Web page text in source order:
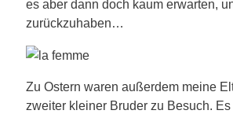
es aber dann doch kaum erwarten,
zurückzuhaben…
Zu Ostern waren außerdem meine
zweiter kleiner Bruder zu Besuch.